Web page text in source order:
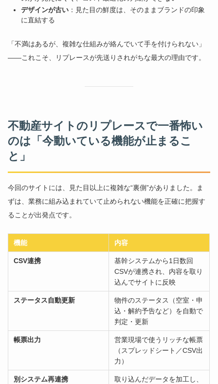
デザインが古い ：見た目の鮮度は、そのままブランドの印象
に直結する
「不満はあるが、複雑な仕組みが絡んでいて手を付けられない」
——これこそ、リプレースが先送りされがちな最大の理由です。
不動産サイトのリプレースで一番怖い
のは「今動いている機能が止まるこ
と」
今回のサイトには、見た目以上に複雑な“裏側”がありました。ま
ずは、業務に組み込まれていて止められない機能を正確に把握す
ることが出発点です。
機能 内容
CSV連携
基幹システムから1日数回
CSVが連携され、内容を取り
込んでサイトに反映
ステータス自動更新
物件のステータス（空室・申
込・解約予告など）を自動で
判定・更新
帳票出力
営業現場で使うリッチな帳票
（スプレッドシート／CSV出
力）
別システム再連携
取り込んだデータを加工し、